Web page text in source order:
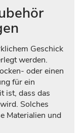
Geschick
werden.
oder einen
für ein
ist, dass das
Solches
Materialien und